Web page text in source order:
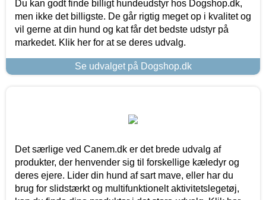
Du kan godt finde billigt hundeudstyr hos Dogshop.dk,
men ikke det billigste. De går rigtig meget op i kvalitet og
vil gerne at din hund og kat får det bedste udstyr på
markedet. Klik her for at se deres udvalg.
Se udvalget på Dogshop.dk
Det særlige ved Canem.dk er det brede udvalg af
produkter, der henvender sig til forskellige kæledyr og
deres ejere. Lider din hund af sart mave, eller har du
brug for slidstærkt og multifunktionelt aktivitetslegetøj,